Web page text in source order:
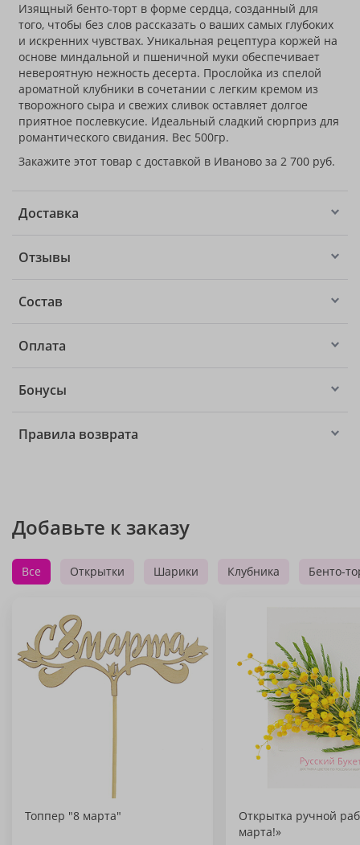
Изящный бенто-торт в форме сердца, созданный для
того, чтобы без слов рассказать о ваших самых глубоких
и искренних чувствах. Уникальная рецептура коржей на
основе миндальной и пшеничной муки обеспечивает
невероятную нежность десерта. Прослойка из спелой
ароматной клубники в сочетании с легким кремом из
творожного сыра и свежих сливок оставляет долгое
приятное послевкусие. Идеальный сладкий сюрприз для
романтического свидания. Вес 500гр.
Закажите этот товар с доставкой в Иваново за 2 700 руб.
Доставка
Отзывы
Состав
Оплата
Бонусы
Правила возврата
Добавьте к заказу
Все Открытки Шарики Клубника Бенто-
Топпер "8 марта"
Открытка ручной
марта!»